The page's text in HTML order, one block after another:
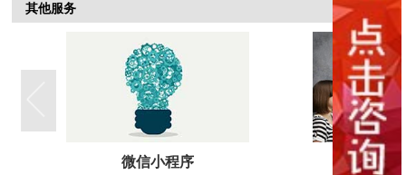
其他服务
微信小程序 微